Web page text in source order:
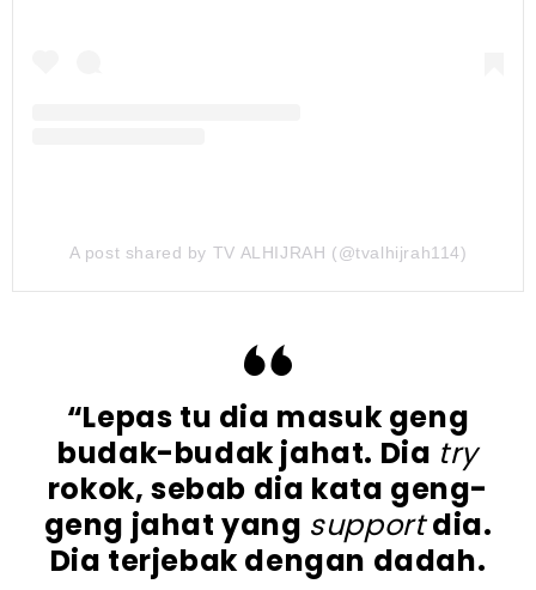
A post shared by TV ALHIJRAH (@tvalhijrah114)
“Lepas tu dia masuk geng
budak-budak jahat. Dia try
rokok, sebab dia kata geng-
geng jahat yang supportdia.
Dia terjebak dengan dadah.